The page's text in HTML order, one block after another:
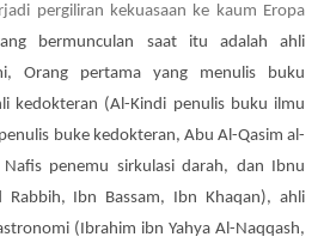
pergiliran kekuasaan ke kaum Eropa
bermunculan saat itu adalah ahli
Orang pertama yang menulis buku
kedokteran (Al-Kindi penulis buku ilmu
buke kedokteran, Abu Al-Qasim al-
penemu sirkulasi darah, dan Ibnu
Ibn Bassam, Ibn Khaqan), ahli
(Ibrahim ibn Yahya Al-Naqqash,